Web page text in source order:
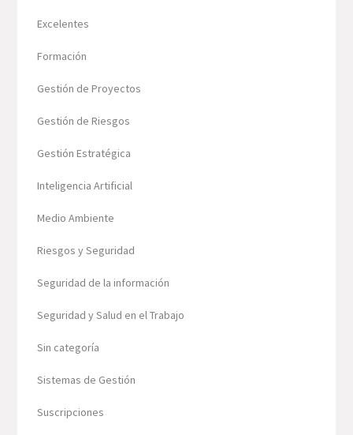
Excelentes
Formación
Gestión de Proyectos
Gestión de Riesgos
Gestión Estratégica
Inteligencia Artificial
Medio Ambiente
Riesgos y Seguridad
Seguridad de la información
Seguridad y Salud en el Trabajo
Sin categoría
Sistemas de Gestión
Suscripciones